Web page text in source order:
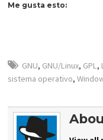
Me gusta esto:
GNU, GNU/Linux, GPL ,
sistema operativo,